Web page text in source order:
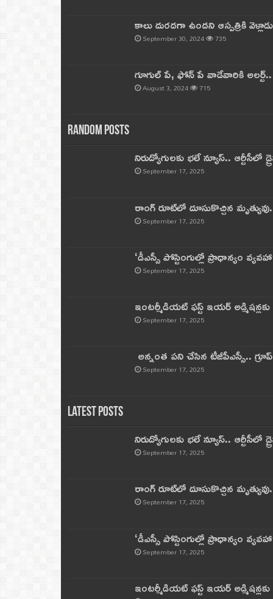
కాలు దురదగా ఉందని ఆస్పత్రికి
September 30, 2024 735
గూగుల్ పే, ఫోన్ పే వాడేవారికి
August 3, 2024 715
Random Posts
నిరుద్యోగులకు భలే న్యూస్.. ఆర్టీసీలో
September 17, 2025
రాంగ్ రూట్‌లో దూసుకొచ్చిన
September 17, 2025
‘డీఎస్సీ పోస్టింగుల్లో ప్రాధాన్యం
September 17, 2025
ఇంటర్మీడియట్ ఫస్ట్‌ ఇయర్‌
September 17, 2025
అన్నంత పని చేసిన టీజీపీఎస్సీ..
September 17, 2025
Latest Posts
నిరుద్యోగులకు భలే న్యూస్.. ఆర్టీసీలో
September 17, 2025
రాంగ్ రూట్‌లో దూసుకొచ్చిన
September 17, 2025
‘డీఎస్సీ పోస్టింగుల్లో ప్రాధాన్యం
September 17, 2025
ఇంటర్మీడియట్ ఫస్ట్‌ ఇయర్‌